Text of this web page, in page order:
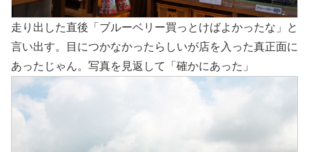
走り出した直後「ブルーベリー買っとけばよかったな」と
言い出す。目につかなかったらしいが店を入った真正面に
あったじゃん。写真を見返して「確かにあった」